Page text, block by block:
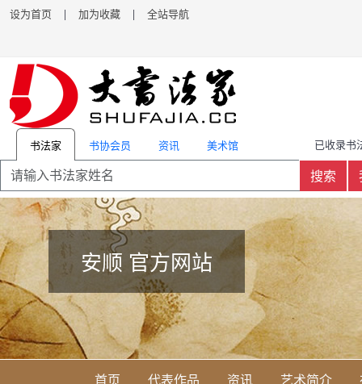
设为首页 | 加为收藏 | 全站导航
书法家 书协会员 资讯 美术馆 已收录书
搜索
安顺 官方网站
首页 代表作品 资讯 艺术简介